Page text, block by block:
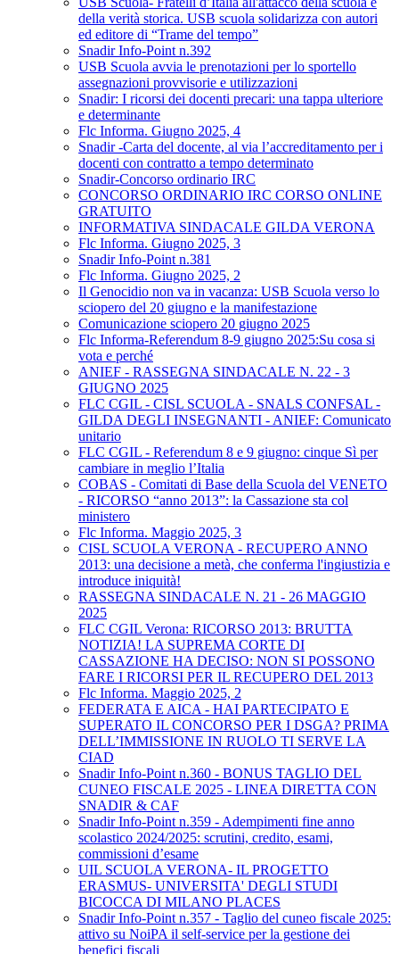
della verità storica. USB scuola solidarizza con autori
ed editore di “Trame del tempo”
Snadir Info-Point n.392
USB Scuola avvia le prenotazioni per lo sportello
assegnazioni provvisorie e utilizzazioni
Snadir: I ricorsi dei docenti precari: una tappa ulteriore
e determinante
Flc Informa. Giugno 2025, 4
Snadir -Carta del docente, al via l’accreditamento per i
docenti con contratto a tempo determinato
Snadir-Concorso ordinario IRC
CONCORSO ORDINARIO IRC CORSO ONLINE
GRATUITO
INFORMATIVA SINDACALE GILDA VERONA
Flc Informa. Giugno 2025, 3
Snadir Info-Point n.381
Flc Informa. Giugno 2025, 2
Il Genocidio non va in vacanza: USB Scuola verso lo
sciopero del 20 giugno e la manifestazione
Comunicazione sciopero 20 giugno 2025
Flc Informa-Referendum 8-9 giugno 2025:Su cosa si
vota e perché
ANIEF - RASSEGNA SINDACALE N. 22 - 3
GIUGNO 2025
FLC CGIL - CISL SCUOLA - SNALS CONFSAL -
GILDA DEGLI INSEGNANTI - ANIEF: Comunicato
unitario
FLC CGIL - Referendum 8 e 9 giugno: cinque Sì per
cambiare in meglio l’Italia
COBAS - Comitati di Base della Scuola del VENETO
- RICORSO “anno 2013”: la Cassazione sta col
ministero
Flc Informa. Maggio 2025, 3
CISL SCUOLA VERONA - RECUPERO ANNO
2013: una decisione a metà, che conferma l'ingiustizia e
introduce iniquità!
RASSEGNA SINDACALE N. 21 - 26 MAGGIO
2025
FLC CGIL Verona: RICORSO 2013: BRUTTA
NOTIZIA! LA SUPREMA CORTE DI
CASSAZIONE HA DECISO: NON SI POSSONO
FARE I RICORSI PER IL RECUPERO DEL 2013
Flc Informa. Maggio 2025, 2
FEDERATA E AICA - HAI PARTECIPATO E
SUPERATO IL CONCORSO PER I DSGA? PRIMA
DELL’IMMISSIONE IN RUOLO TI SERVE LA
CIAD
Snadir Info-Point n.360 - BONUS TAGLIO DEL
CUNEO FISCALE 2025 - LINEA DIRETTA CON
SNADIR & CAF
Snadir Info-Point n.359 - Adempimenti fine anno
scolastico 2024/2025: scrutini, credito, esami,
commissioni d’esame
UIL SCUOLA VERONA- IL PROGETTO
ERASMUS- UNIVERSITA' DEGLI STUDI
BICOCCA DI MILANO PLACES
Snadir Info-Point n.357 - Taglio del cuneo fiscale 2025:
attivo su NoiPA il self-service per la gestione dei
benefici fiscali